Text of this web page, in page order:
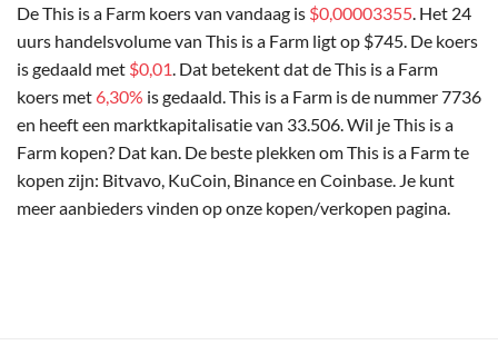
De This is a Farm koers van vandaag is $0,00003355. Het 24
uurs handelsvolume van This is a Farm ligt op $745. De koers
is gedaald met $0,01. Dat betekent dat de This is a Farm
koers met 6,30% is gedaald. This is a Farm is de nummer 7736
en heeft een marktkapitalisatie van 33.506. Wil je This is a
Farm kopen? Dat kan. De beste plekken om This is a Farm te
kopen zijn: Bitvavo, KuCoin, Binance en Coinbase. Je kunt
meer aanbieders vinden op onze kopen/verkopen pagina.